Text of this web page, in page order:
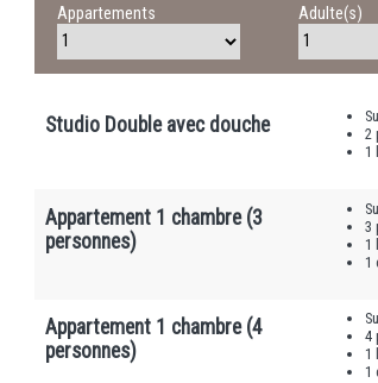
Appartements Adulte(s)
Studio Double avec douche
2
1
Appartement 1 chambre (3
personnes)
3
1
1
Appartement 1 chambre (4
personnes)
4
1
1